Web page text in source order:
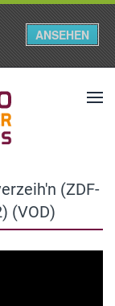
ANSEHEN
(ZDF-
(VOD)